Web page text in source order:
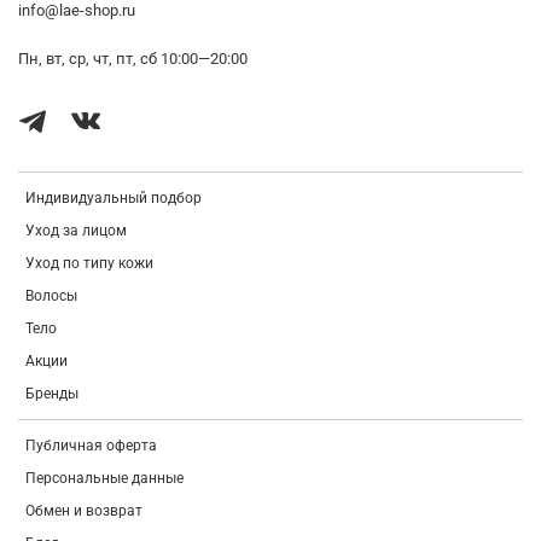
кожи. Гиалуроновая кислота образует на кожу неосязаемый
комфортное ощущение свежести и увлажненности на лице.
противовоспалительными свойствами, успокаивает раздраженную
кожи
Как применять:
качестве завершающего этапа ухода.
Индивидуальный подбор
Уход за лицом
Уход по типу кожи
Волосы
Тело
Акции
Бренды
Публичная оферта
Персональные данные
Обмен и возврат
info@lae-shop.ru
Пн, вт, ср, чт, пт, сб 10:00—20:00